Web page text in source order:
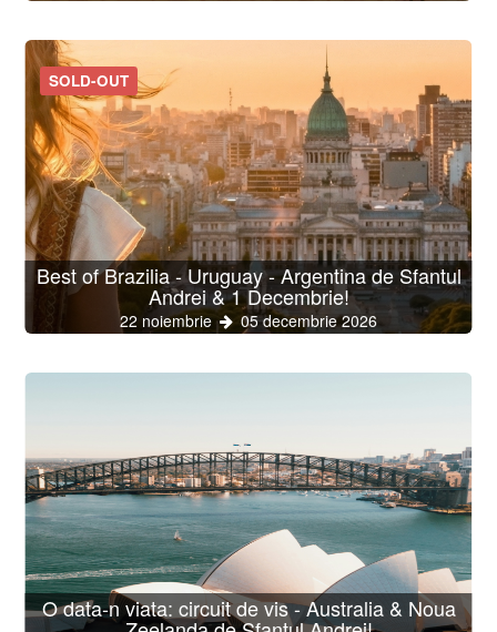
SOLD-OUT
Best of Brazilia - Uruguay - Argentina de Sfantul
Andrei & 1 Decembrie!
22 noiembrie 05 decembrie 2026
O data-n viata: circuit de vis - Australia & Noua